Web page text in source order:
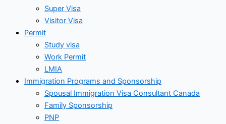
Super Visa
Visitor Visa
Permit
Study visa
Work Permit
LMIA
Immigration Programs and Sponsorship
Spousal Immigration Visa Consultant Canada
Family Sponsorship
PNP